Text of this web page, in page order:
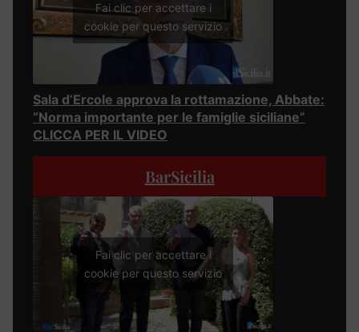
Fai clic per accettare i
cookie per questo servizio
Sala d’Ercole approva la rottamazione, Abbate:
“Norma importante per le famiglie siciliane”
CLICCA PER IL VIDEO
BarSicilia
Fai clic per accettare i
cookie per questo servizio